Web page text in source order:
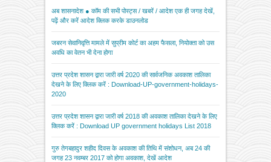
अब शासनादेश ● कॉम की सभी पोस्ट्स / खबरें / आदेश एक ही जगह देखें,
पढ़ें और करें आदेश क्लिक करके डाउनलोड
जबरन सेवानिवृत्ति मामले में सुप्रीम कोर्ट का अहम फैसला, नियोक्ता को उस
अवधि का वेतन भी देना होगा
उत्तर प्रदेश शासन द्वारा जारी वर्ष 2020 की सार्वजनिक अवकाश तालिका
देखने के लिए क्लिक करें : Download-UP-government-holidays-
2020
उत्तर प्रदेश शासन द्वारा जारी वर्ष 2018 की अवकाश तालिका देखने के लिए
क्लिक करें : Download UP government holidays List 2018
गुरु तेगबहादुर शहीद दिवस के अवकाश की तिथि में संशोधन, अब 24 की
जगह 23 नवम्बर 2017 को होगा अवकाश, देखें आदेश